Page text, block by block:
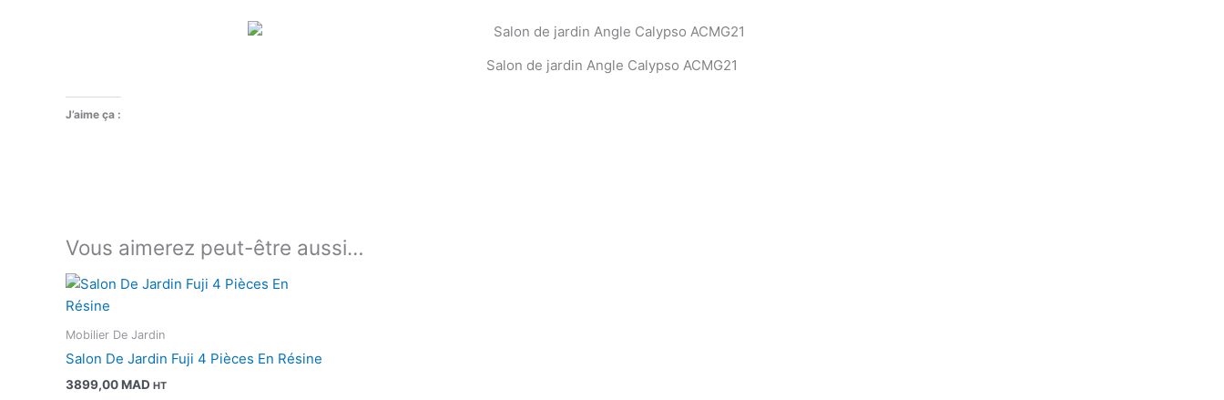
Salon de jardin Angle Calypso ACMG21
J’aime ça :
Vous aimerez peut-être aussi…
Mobilier De Jardin
Salon De Jardin Fuji 4 Pièces En Résine
3899,00MAD HT